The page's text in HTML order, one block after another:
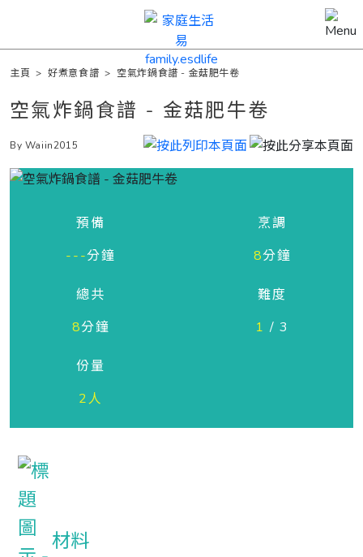
主頁 >好煮意食譜 > 空氣炸鍋食譜 - 金菇肥牛卷
空氣炸鍋食譜 - 金菇肥牛卷
By Waiin2015
預備
---分鐘
烹調
8分鐘
總共
8分鐘
難度
1 / 3
份量
2人
材料